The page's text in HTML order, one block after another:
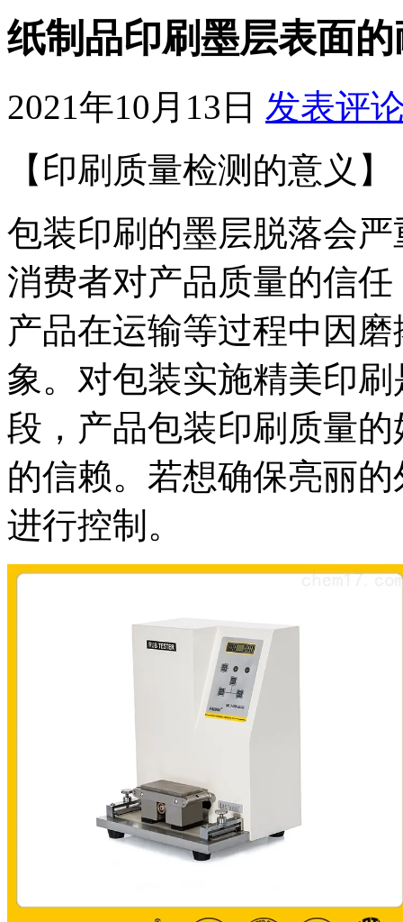
纸制品印刷墨层表面
2021年10月13日 发表评
【印刷质量检测的意义】
包装印刷的墨层脱落会
消费者对产品质量的信
产品在运输等过程中因
象。对包装实施精美印
段，产品包装印刷质量
的信赖。若想确保亮丽
进行控制。